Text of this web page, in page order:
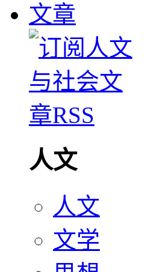
文章
人文
人文
文学